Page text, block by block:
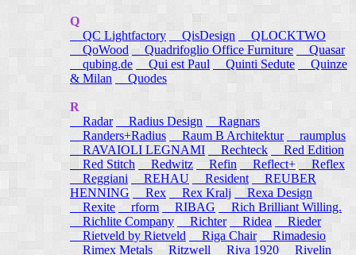
Q
QC Lightfactory
QisDesign
QLOCKTWO
QoWood Quadrifoglio Office Furniture
Quasar
qubing.de
Qui est Paul Quinti Sedute
Quinze
& Milan
Quodes
R
Radar
Radius Design
Ragnars
Randers+Radius
Raum B Architektur raumplus
RAVAIOLI LEGNAMI
Rechteck
Red Edition
Red Stitch
Redwitz Refin Reflect+
Reflex
Reggiani
REHAU Resident
REUBER
HENNING
Rex Rex Kralj
Rexa Design
Rexite
rform RIBAG
Rich Brilliant Willing.
Richlite Company
Richter Ridea
Rieder
Rietveld by Rietveld
Riga Chair
Rimadesio
Rimex Metals
Ritzwell Riva 1920
Rivelin